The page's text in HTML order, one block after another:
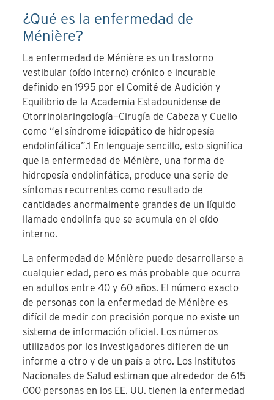
¿Qué es la enfermedad de
Ménière?
La enfermedad de Ménière es un trastorno
vestibular (oído interno) crónico e incurable
definido en 1995 por el Comité de Audición y
Equilibrio de la Academia Estadounidense de
Otorrinolaringología—Cirugía de Cabeza y Cuello
como “el síndrome idiopático de hidropesía
endolinfática”.1 En lenguaje sencillo, esto significa
que la enfermedad de Ménière, una forma de
hidropesía endolinfática, produce una serie de
síntomas recurrentes como resultado de
cantidades anormalmente grandes de un líquido
llamado endolinfa que se acumula en el oído
interno.
La enfermedad de Ménière puede desarrollarse a
cualquier edad, pero es más probable que ocurra
en adultos entre 40 y 60 años. El número exacto
de personas con la enfermedad de Ménière es
difícil de medir con precisión porque no existe un
sistema de información oficial. Los números
utilizados por los investigadores difieren de un
informe a otro y de un país a otro. Los Institutos
Nacionales de Salud estiman que alrededor de 615
000 personas en los EE. UU. tienen la enfermedad